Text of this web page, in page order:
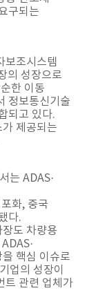
구되는
보조시스템
의 성장으로
한 이동
정보통신기술
되고 있다.
제공되는
는 ADAS·
화, 중국
다.
도 차량용
핵심 이슈로
업의 성장이
트 관련 업체가